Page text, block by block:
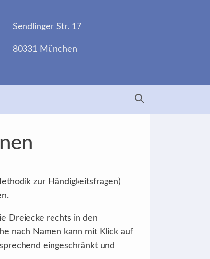
Sendlinger Str. 17
80331 München
zur Händigkeitsfragen)
Dreiecke rechts in den
nach Namen kann mit Klick auf
eingeschränkt und